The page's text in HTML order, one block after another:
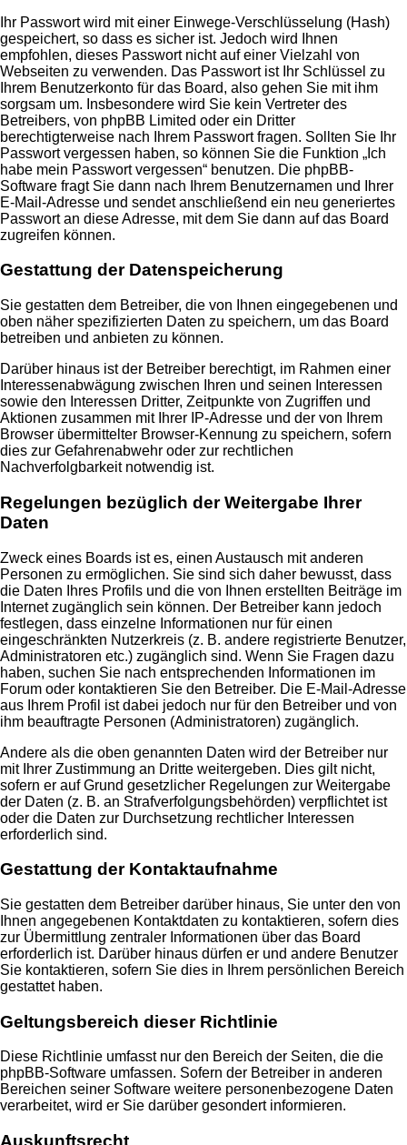
Ihr Passwort wird mit einer Einwege-Verschlüsselung (Hash)
gespeichert, so dass es sicher ist. Jedoch wird Ihnen
empfohlen, dieses Passwort nicht auf einer Vielzahl von
Webseiten zu verwenden. Das Passwort ist Ihr Schlüssel zu
Ihrem Benutzerkonto für das Board, also gehen Sie mit ihm
sorgsam um. Insbesondere wird Sie kein Vertreter des
Betreibers, von phpBB Limited oder ein Dritter
berechtigterweise nach Ihrem Passwort fragen. Sollten Sie Ihr
Passwort vergessen haben, so können Sie die Funktion „Ich
habe mein Passwort vergessen“ benutzen. Die phpBB-
Software fragt Sie dann nach Ihrem Benutzernamen und Ihrer
E-Mail-Adresse und sendet anschließend ein neu generiertes
Passwort an diese Adresse, mit dem Sie dann auf das Board
zugreifen können.
Gestattung der Datenspeicherung
Sie gestatten dem Betreiber, die von Ihnen eingegebenen und
oben näher spezifizierten Daten zu speichern, um das Board
betreiben und anbieten zu können.
Darüber hinaus ist der Betreiber berechtigt, im Rahmen einer
Interessenabwägung zwischen Ihren und seinen Interessen
sowie den Interessen Dritter, Zeitpunkte von Zugriffen und
Aktionen zusammen mit Ihrer IP-Adresse und der von Ihrem
Browser übermittelter Browser-Kennung zu speichern, sofern
dies zur Gefahrenabwehr oder zur rechtlichen
Nachverfolgbarkeit notwendig ist.
Regelungen bezüglich der Weitergabe Ihrer
Daten
Zweck eines Boards ist es, einen Austausch mit anderen
Personen zu ermöglichen. Sie sind sich daher bewusst, dass
die Daten Ihres Profils und die von Ihnen erstellten Beiträge im
Internet zugänglich sein können. Der Betreiber kann jedoch
festlegen, dass einzelne Informationen nur für einen
eingeschränkten Nutzerkreis (z. B. andere registrierte Benutzer,
Administratoren etc.) zugänglich sind. Wenn Sie Fragen dazu
haben, suchen Sie nach entsprechenden Informationen im
Forum oder kontaktieren Sie den Betreiber. Die E-Mail-Adresse
aus Ihrem Profil ist dabei jedoch nur für den Betreiber und von
ihm beauftragte Personen (Administratoren) zugänglich.
Andere als die oben genannten Daten wird der Betreiber nur
mit Ihrer Zustimmung an Dritte weitergeben. Dies gilt nicht,
sofern er auf Grund gesetzlicher Regelungen zur Weitergabe
der Daten (z. B. an Strafverfolgungsbehörden) verpflichtet ist
oder die Daten zur Durchsetzung rechtlicher Interessen
erforderlich sind.
Gestattung der Kontaktaufnahme
Sie gestatten dem Betreiber darüber hinaus, Sie unter den von
Ihnen angegebenen Kontaktdaten zu kontaktieren, sofern dies
zur Übermittlung zentraler Informationen über das Board
erforderlich ist. Darüber hinaus dürfen er und andere Benutzer
Sie kontaktieren, sofern Sie dies in Ihrem persönlichen Bereich
gestattet haben.
Geltungsbereich dieser Richtlinie
Diese Richtlinie umfasst nur den Bereich der Seiten, die die
phpBB-Software umfassen. Sofern der Betreiber in anderen
Bereichen seiner Software weitere personenbezogene Daten
verarbeitet, wird er Sie darüber gesondert informieren.
Auskunftsrecht